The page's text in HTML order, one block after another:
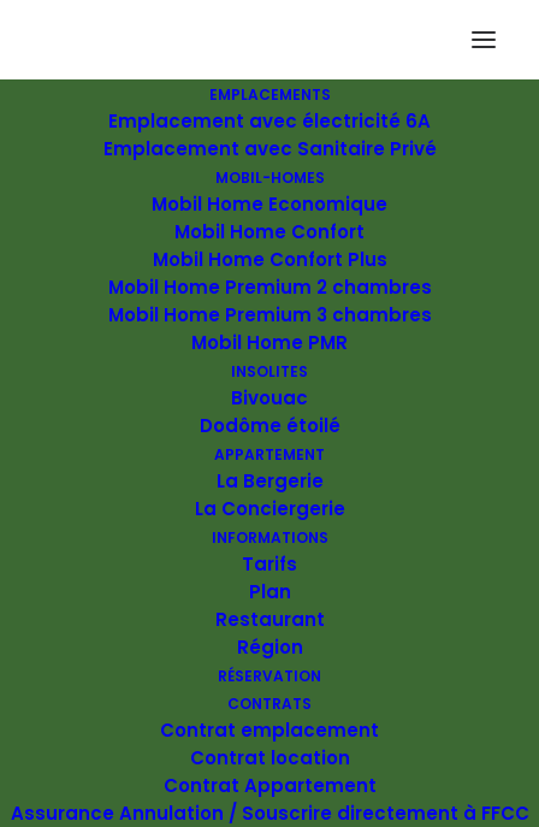
EMPLACEMENTS
Emplacement avec électricité 6A
Emplacement avec Sanitaire Privé
MOBIL-HOMES
Mobil Home Economique
Mobil Home Confort
Mobil Home Confort Plus
Mobil Home Premium 2 chambres
Mobil Home Premium 3 chambres
Mobil Home PMR
INSOLITES
Bivouac
Dodôme étoilé
APPARTEMENT
La Bergerie
La Conciergerie
INFORMATIONS
Tarifs
Plan
Restaurant
Région
RÉSERVATION
CONTRATS
Contrat emplacement
Contrat location
Contrat Appartement
Assurance Annulation / Souscrire directement à FFCC
CONTACT@DOMAINEGATINIE.COM
801 ROUTE DE GATINIÉ 34600 LES AIRES